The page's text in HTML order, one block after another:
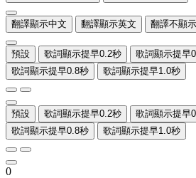
翻譯顯示中文 翻譯顯示英文 翻譯不顯示
預設 歌詞顯示提早0.2秒 歌詞顯示提早
歌詞顯示提早0.8秒
歌詞顯示提早1.0秒
預設 歌詞顯示提早0.2秒 歌詞顯示提早
歌詞顯示提早0.8秒
歌詞顯示提早1.0秒
0